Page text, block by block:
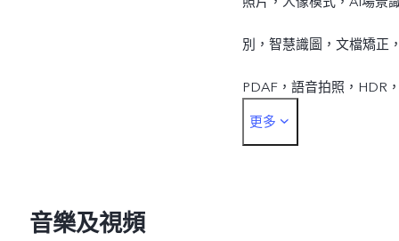
別，智慧識圖，文檔矯正
PDAF，語音拍照，HDR
AR貼紙
更多
音樂及視頻